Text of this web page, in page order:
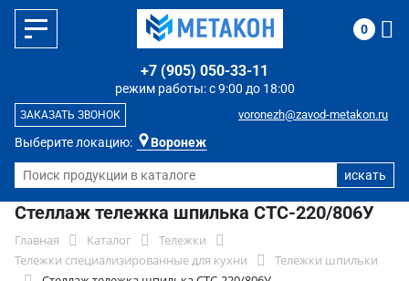
Выберите локацию: Воронеж
режим работы: с 9:00 до 18:00
+7 (905) 050-33-11
voronezh@zavod-metakon.ru
ЗАКАЗАТЬ ЗВОНОК
0
Стеллаж тележка шпилька СТС-220/806У
Главная Каталог
Тележки
Тележки специализированные для кухни
Тележки шпильки